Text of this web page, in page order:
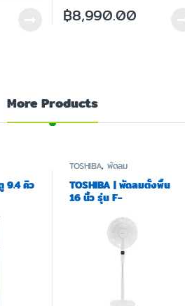
More Products
9.4 คิว
TOSHIBA, พัดลม
TOSHIBA | พัดลมตั้งพื้น
16 นิ้ว รุ่น F-
฿8,990.00